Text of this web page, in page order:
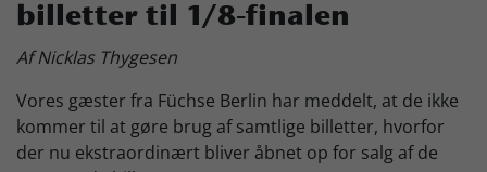
Skjern Bank Grand Prix
Nyhedsbrev
billetter til 1/8-finalen
Af Nicklas Thygesen
Vores gæster fra Füchse Berlin har meddelt, at de ikke
kommer til at gøre brug af samtlige billetter, hvorfor
der nu ekstraordinært bliver åbnet op for salg af de